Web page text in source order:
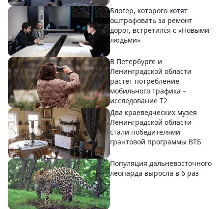
Блогер, которого хотят
оштрафовать за ремонт
дорог, встретился с «Новыми
людьми»
В Петербурге и
Ленинградской области
растет потребление
мобильного трафика –
исследование T2
Два краеведческих музея
Ленинградской области
стали победителями
грантовой программы ВТБ
Популяция дальневосточного
леопарда выросла в 6 раз